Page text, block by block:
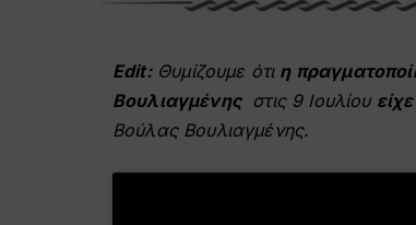
Edit:Θυμίζουμε ότι η
Βουλιαγμένηςστις 9 Ιουλίου
Βούλας Βουλιαγμένης.